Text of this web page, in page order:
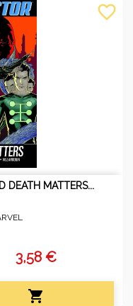
DEATH MATTERS...
3,58 €

favorite_border